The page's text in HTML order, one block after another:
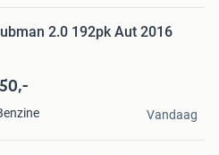
2.0 192pk Aut 2016
Vandaag